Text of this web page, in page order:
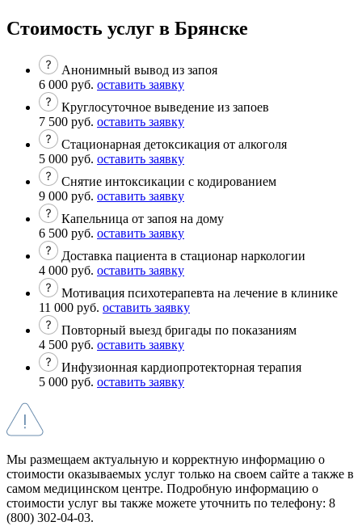
Стоимость услуг в Брянске
Анонимный вывод из запоя
6 000 руб. оставить заявку
Круглосуточное выведение из запоев
7 500 руб. оставить заявку
Стационарная детоксикация от алкоголя
5 000 руб. оставить заявку
Снятие интоксикации с кодированием
9 000 руб. оставить заявку
Капельница от запоя на дому
6 500 руб. оставить заявку
Доставка пациента в стационар наркологии
4 000 руб. оставить заявку
Мотивация психотерапевта на лечение в клинике
11 000 руб. оставить заявку
Повторный выезд бригады по показаниям
4 500 руб. оставить заявку
Инфузионная кардиопротекторная терапия
5 000 руб. оставить заявку
Мы размещаем актуальную и корректную информацию о
стоимости оказываемых услуг только на своем сайте а также в
самом медицинском центре. Подробную информацию о
стоимости услуг вы также можете уточнить по телефону: 8
(800) 302-04-03.